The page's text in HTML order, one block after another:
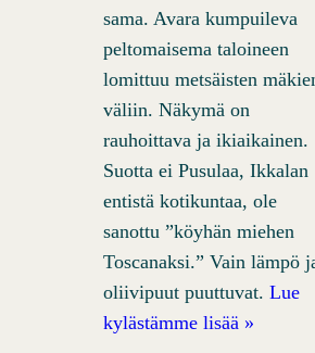
sama. Avara kumpuileva
peltomaisema taloineen
lomittuu metsäisten
väliin. Näkymä on
rauhoittava ja ikiaikainen.
Suotta ei Pusulaa, Ikkalan
entistä kotikuntaa, ole
sanottu ”köyhän miehen
Toscanaksi.” Vain lämpö
oliivipuut puuttuvat. Lue
kylästämme lisää »